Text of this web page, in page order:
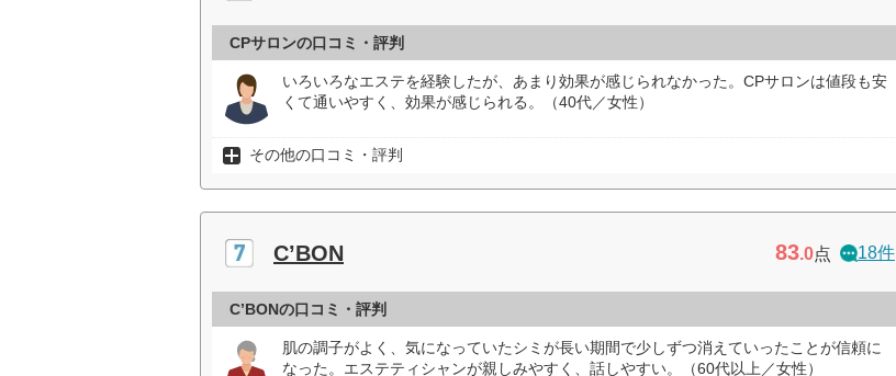
CPサロンの口コミ・評判
いろいろなエステを経験したが、あまり効果が感じられなかった。CPサロンは値段も安
くて通いやすく、効果が感じられる。（40代／女性）
その他の口コミ・評判
C’BON 83.0点 18件
C’BONの口コミ・評判
肌の調子がよく、気になっていたシミが長い期間で少しずつ消えていったことが信頼に
なった。エステティシャンが親しみやすく、話しやすい。（60代以上／女性）